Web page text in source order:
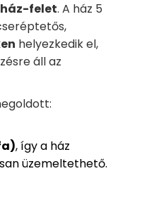
felet. A ház 5
helyezkedik el,
áll az
, így a ház
üzemeltethető.